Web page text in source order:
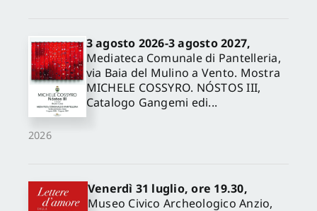
2026
3 agosto 2026-3 agosto 2027,
Mediateca Comunale di Pantelleria,
via Baia del Mulino a Vento. Mostra
MICHELE COSSYRO. NÓSTOS III,
Catalogo Gangemi edi...
Venerdì 31 luglio, ore 19.30,
Museo Civico Archeologico Anzio,